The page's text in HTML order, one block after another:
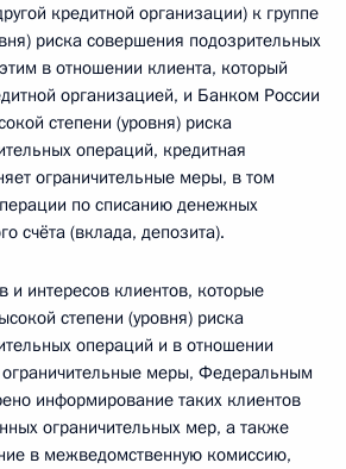
кредитной организации) к группе
риска совершения подозрительных
в отношении клиента, который
организацией, и Банком России
степени (уровня) риска
операций, кредитная
ограничительные меры, в том
по списанию денежных
счёта (вклада, депозита).
и интересов клиентов, которые
степени (уровня) риска
операций и в отношении
меры, Федеральным
информирование таких клиентов
ограничительных мер, а также
в межведомственную комиссию,